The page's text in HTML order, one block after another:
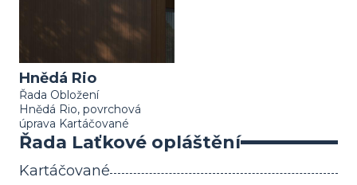
Hnědá Rio
Řada Obložení
Hnědá Rio, povrchová
úprava Kartáčované
Řada Laťkové opláštění
Kartáčované